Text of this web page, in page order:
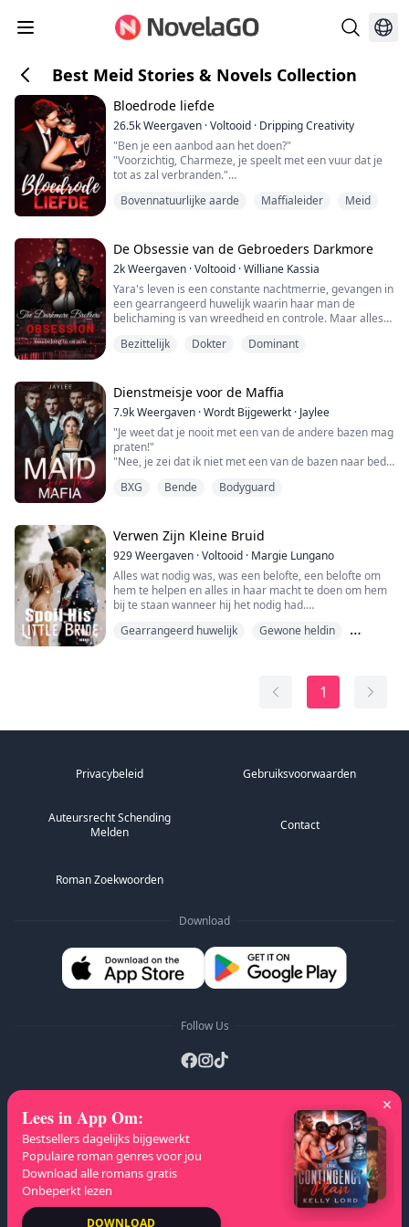
Best Meid Stories & Novels Collection
Bloedrode liefde
26.5kWeergaven ·Voltooid · Dripping Creativity
"Ben je een aanbod aan het doen?"
"Voorzichtig, Charmeze, je speelt met een vuur dat je
tot as zal verbranden."
de donderdagbijeenkomsten had bediend. Hij is een
voelde zacht en rond aan op alle juiste plekken. Hij
vond het te leuk, wat duidelijk werd toen Millard ...
Bovennatuurlijke aarde Maffialeider Meid
De Obsessie van de Gebroeders Darkmore
2kWeergaven ·Voltooid ·Williane Kassia
Yara's leven is een constante nachtmerrie, gevangen in
een gearrangeerd huwelijk waarin haar man de
belichaming is van wreedheid en controle. Maar alles
Darkmore, drie mysterieuze en gevaarlijk verleidelijke
aantrekkingskracht, raakt Yara verstrikt in een spel ...
Bezittelijk Dokter Dominant
Dienstmeisje voor de Maffia
7.9kWeergaven ·Wordt Bijgewerkt · Jaylee
"Je weet dat je nooit met een van de andere bazen mag
praten!"
"Nee, je zei dat ik niet met een van de bazen naar bed
Alex lachte humorloos, zijn lippen trokken in een grijns.
"Serieus?"
Alex kwam dreigend op me af, zijn krachtige borst
duwde me tegen de muur terwijl zijn armen aan w...
BXG Bende Bodyguard
Verwen Zijn Kleine Bruid
929Weergaven ·Voltooid · Margie Lungano
Alles wat nodig was, was een belofte, een belofte om
hem te helpen en alles in haar macht te doen om hem
bij te staan wanneer hij het nodig had.
man op wie ze onvoorwaardelijk verliefd werd bij de
Een valkuil die hij met veel moeite voor haar had
Gearrangeerd huwelijk
Gewone heldin
1
Privacybeleid Gebruiksvoorwaarden
Auteursrecht Schending
Melden
Contact
Roman Zoekwoorden
Download
Follow Us
A-Z Lijsten: A B H I
J
K
L M N O P U V
X
Auteursrecht © 2026 NovelaGO
Lees in App Om:
Bestsellers dagelijks bijgewerkt
Populaire roman genres voor jou
Download alle romans gratis
Onbeperkt lezen
DOWNLOAD